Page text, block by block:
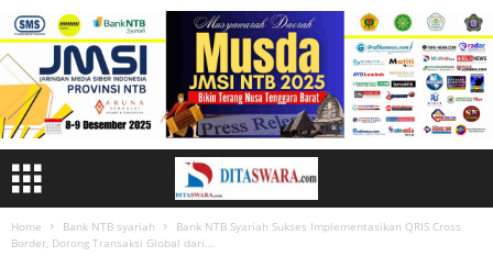
Home Bank NTB syariah
Bank NTB Syariah Sukses Implementasikan QRIS Cross
Border, Dorong Transaksi Global dari...